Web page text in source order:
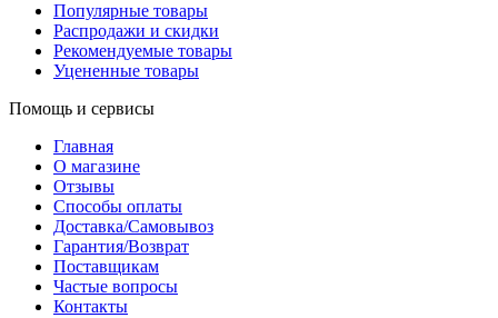
Популярные товары
Распродажи и скидки
Рекомендуемые товары
Уцененные товары
Помощь и сервисы
Главная
О магазине
Отзывы
Способы оплаты
Доставка/Самовывоз
Гарантия/Возврат
Поставщикам
Частые вопросы
Контакты